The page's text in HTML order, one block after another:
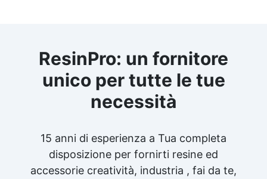
ResinPro: un fornitore
unico per tutte le tue
necessità
15 anni di esperienza a Tua completa
disposizione per fornirti resine ed
accessorie creatività, industria , fai da te,